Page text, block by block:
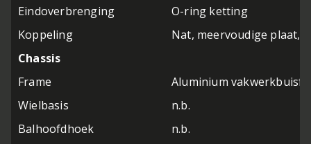
Eindoverbrenging
O-ring ketting
Koppeling
Nat, meervoudige plaat,
Chassis
Frame
Aluminium
Wielbasis
n.b.
Balhoofdhoek
n.b.